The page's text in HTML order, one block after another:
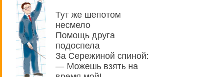
Тут же шепотом
несмело
Помощь друга
подоспела
За Сережиной спиной:
— Можешь взять на